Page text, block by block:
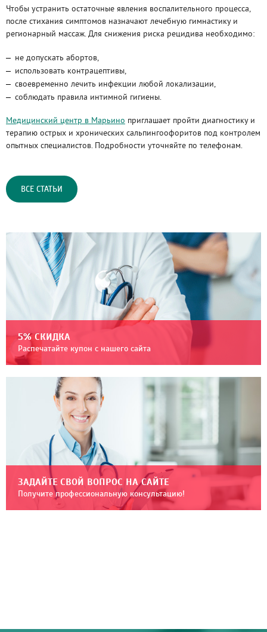
Чтобы устранить остаточные явления воспалительного процесса,
после стихания симптомов назначают лечебную гимнастику и
регионарный массаж. Для снижения риска рецидива необходимо:
не допускать абортов,
использовать контрацептивы,
своевременно лечить инфекции любой локализации,
соблюдать правила интимной гигиены.
Медицинский центр в Марьино приглашает пройти диагностику и
терапию острых и хронических сальпингоофоритов под контролем
опытных специалистов. Подробности уточняйте по телефонам.
ВСЕ СТАТЬИ
5% СКИДКА
Распечатайте купон с нашего сайта
ЗАДАЙТЕ СВОЙ ВОПРОС НА САЙТЕ
Получите профессиональную консультацию!